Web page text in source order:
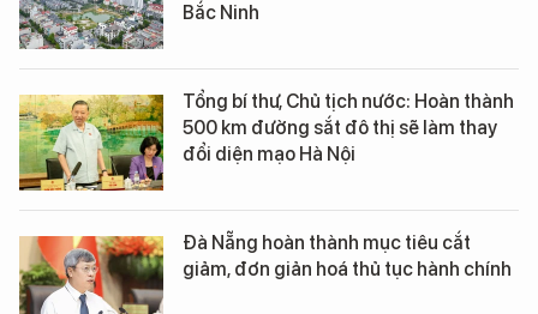
Bắc Ninh
Tổng bí thư, Chủ tịch nước: Hoàn thành
500 km đường sắt đô thị sẽ làm thay
đổi diện mạo Hà Nội
Đà Nẵng hoàn thành mục tiêu cắt
giảm, đơn giản hoá thủ tục hành chính